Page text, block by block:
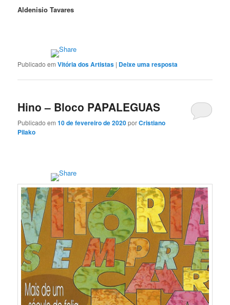
Aldenisio Tavares
Publicado em Vitória dos Artistas | Deixe uma resposta
Hino – Bloco PAPALEGUAS
Publicado em10 de fevereiro de 2020porCristiano
Pilako